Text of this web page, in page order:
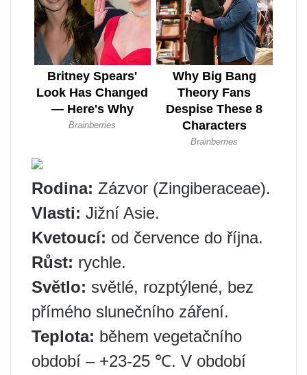
Rodina: Zázvor (Zingiberaceae).
Vlasti: Jižní Asie.
Kvetoucí: od července do října.
Růst: rychle.
Světlo: světlé, rozptýlené, bez
přímého slunečního záření.
Teplota: během vegetačního
období – +23-25 ​​℃. V období